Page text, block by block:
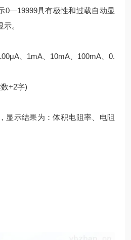
0—19999具有极性和过载自动显
。
、1mA、10mA、100mA、0.
+2字)
显示结果为：体积电阻率、电阻